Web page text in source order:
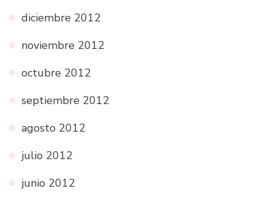
diciembre 2012
noviembre 2012
octubre 2012
septiembre 2012
agosto 2012
julio 2012
junio 2012